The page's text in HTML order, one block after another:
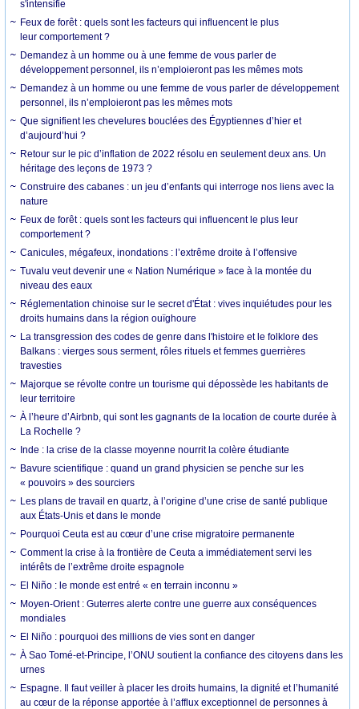
s'intensifie
Feux de forêt : quels sont les facteurs qui influencent le plus
leur comportement ?
Demandez à un homme ou à une femme de vous parler de
développement personnel, ils n’emploieront pas les mêmes mots
Demandez à un homme ou une femme de vous parler de développement
personnel, ils n’emploieront pas les mêmes mots
Que signifient les chevelures bouclées des Égyptiennes d’hier et
d’aujourd’hui ?
Retour sur le pic d’inflation de 2022 résolu en seulement deux ans. Un
héritage des leçons de 1973 ?
Construire des cabanes : un jeu d’enfants qui interroge nos liens avec la
nature
Feux de forêt : quels sont les facteurs qui influencent le plus leur
comportement ?
Canicules, mégafeux, inondations : l’extrême droite à l’offensive
Tuvalu veut devenir une « Nation Numérique » face à la montée du
niveau des eaux
Réglementation chinoise sur le secret d'État : vives inquiétudes pour les
droits humains dans la région ouïghoure
La transgression des codes de genre dans l'histoire et le folklore des
Balkans : vierges sous serment, rôles rituels et femmes guerrières
travesties
Majorque se révolte contre un tourisme qui dépossède les habitants de
leur territoire
À l’heure d’Airbnb, qui sont les gagnants de la location de courte durée à
La Rochelle ?
Inde : la crise de la classe moyenne nourrit la colère étudiante
Bavure scientifique : quand un grand physicien se penche sur les
« pouvoirs » des sourciers
Les plans de travail en quartz, à l’origine d’une crise de santé publique
aux États-Unis et dans le monde
Pourquoi Ceuta est au cœur d’une crise migratoire permanente
Comment la crise à la frontière de Ceuta a immédiatement servi les
intérêts de l’extrême droite espagnole
El Niño : le monde est entré « en terrain inconnu »
Moyen-Orient : Guterres alerte contre une guerre aux conséquences
mondiales
El Niño : pourquoi des millions de vies sont en danger
À Sao Tomé-et-Principe, l’ONU soutient la confiance des citoyens dans les
urnes
Espagne. Il faut veiller à placer les droits humains, la dignité et l’humanité
au cœur de la réponse apportée à l’afflux exceptionnel de personnes à